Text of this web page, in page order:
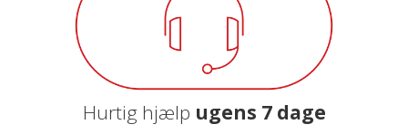
Hurtig hjælp ugens 7 dage